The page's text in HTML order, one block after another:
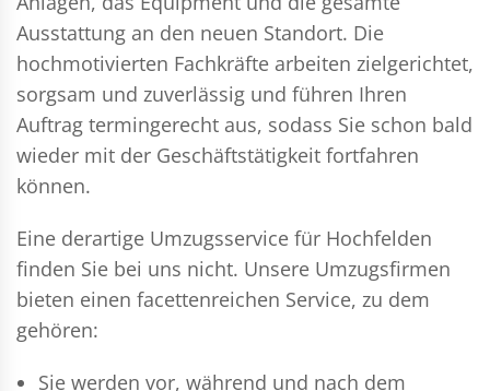
Ausstattung an den neuen Standort. Die
hochmotivierten Fachkräfte arbeiten zielgerichtet,
sorgsam und zuverlässig und führen Ihren
Auftrag termingerecht aus, sodass Sie schon bald
wieder mit der Geschäftstätigkeit fortfahren
können.
Eine derartige Umzugsservice für Hochfelden
finden Sie bei uns nicht. Unsere Umzugsfirmen
bieten einen facettenreichen Service, zu dem
gehören:
Sie werden vor, während und nach dem